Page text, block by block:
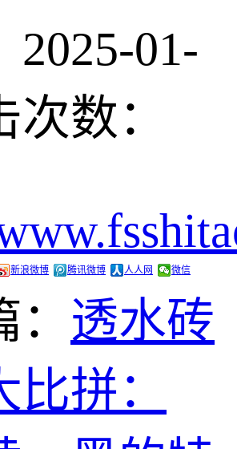
2025-01-
次数：
新浪微博 腾讯微博 人人网 微信
透水砖
拼：